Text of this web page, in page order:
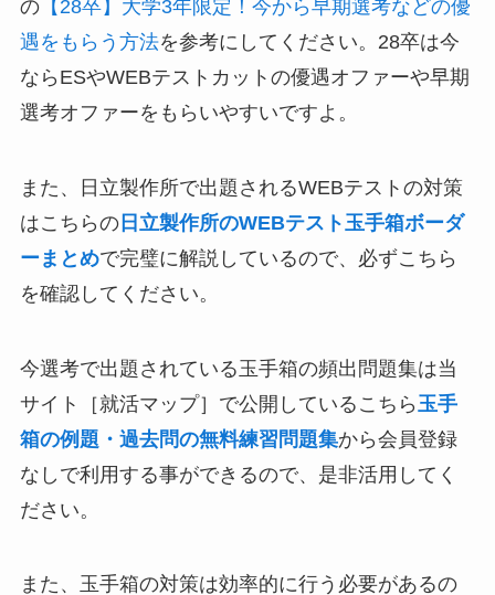
の【28卒】大学3年限定！今から早期選考などの優
遇をもらう方法を参考にしてください。28卒は今
ならESやWEBテストカットの優遇オファーや早期
選考オファーをもらいやすいですよ。
また、日立製作所で出題されるWEBテストの対策
はこちらの日立製作所のWEBテスト玉手箱ボーダ
ーまとめで完璧に解説しているので、必ずこちら
を確認してください。
今選考で出題されている玉手箱の頻出問題集は当
サイト［就活マップ］で公開しているこちら 玉手
箱の例題・過去問の無料練習問題集から会員登録
なしで利用する事ができるので、是非活用してく
ださい。
また、玉手箱の対策は効率的に行う必要があるの